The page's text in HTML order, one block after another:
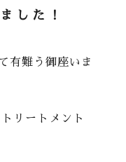
した！
有難う御座いま
リートメント